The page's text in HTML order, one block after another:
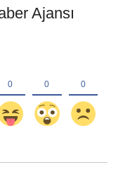
Ajansı